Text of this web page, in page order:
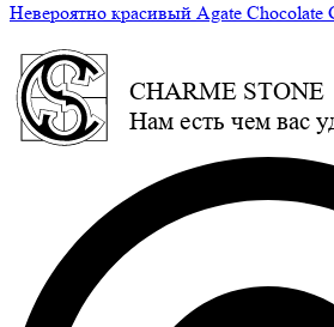
Невероятно красивый Agate Chocolate
CHARME STONE
Нам есть чем вас